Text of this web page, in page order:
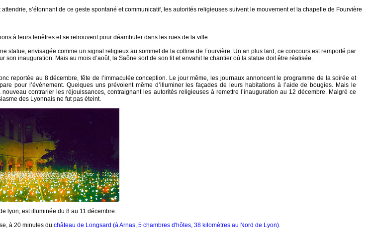
s’étonnant de ce geste spontané et communicatif, les autorités religieuses suivent le mouvement et la chapelle de Fourvière
à leurs fenêtres et se retrouvent pour déambuler dans les rues de la ville.
statue, envisagée comme un signal religieux au sommet de la colline de Fourvière. Un an plus tard, ce concours est remporté par
inauguration. Mais au mois d’août, la Saône sort de son lit et envahit le chantier où la statue doit être réalisée.
reportée au 8 décembre, fête de l’immaculée conception. Le jour même, les journaux annoncent le programme de la soirée et
pour l’événement. Quelques uns prévoient même d’illuminer les façades de leurs habitations à l’aide de bougies. Mais le
contrarier les réjouissances, contraignant les autorités religieuses à remettre l’inauguration au 12 décembre. Malgré ce
des Lyonnais ne fut pas éteint.
lyon, est illuminée du 8 au 11 décembre.
à 20 minutes du château de Longsard (à Arnas, 5 chambres d'hôtes, 38 kilomètres au Nord de Lyon).